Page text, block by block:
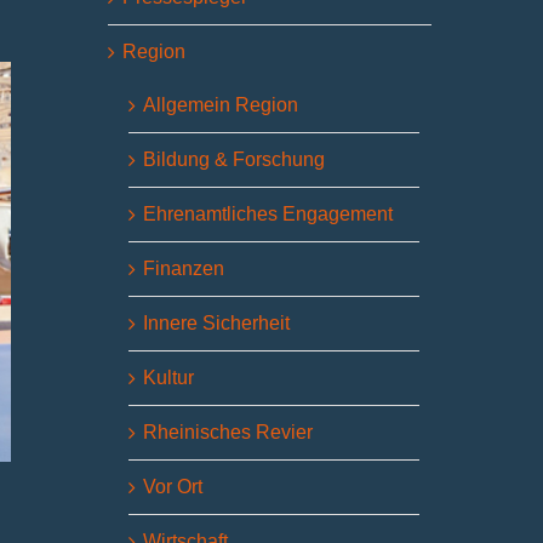
Region
Allgemein Region
Bildung & Forschung
Ehrenamtliches Engagement
Finanzen
Innere Sicherheit
Kultur
Rheinisches Revier
Vor Ort